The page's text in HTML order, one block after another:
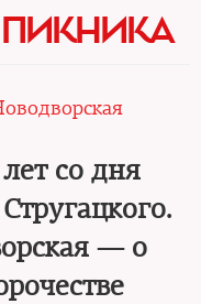
ПИКНИКА
со дня
— о